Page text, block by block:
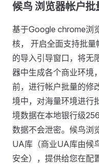
候鸟 浏览器帐户
基于Google chrome浏
核， 开启全面支持批
的导入引导窗口，将无
器中生成各个商业环境
前，进行帐户批量的修
境中，对海量环境进行
境数据在本地银行级
数据不会泄密。候鸟浏
UA库（商业UA库由候
安全），提供给您在配